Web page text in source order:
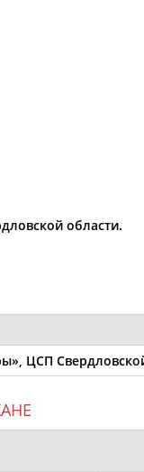
100
области.
ЦСП